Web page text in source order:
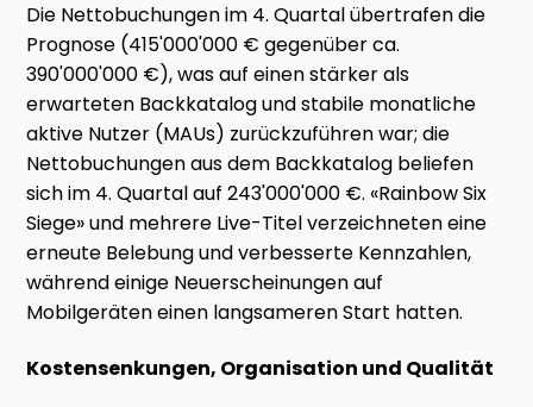
Die Nettobuchungen im 4. Quartal übertrafen die
Prognose (415'000'000 € gegenüber ca.
390'000'000 €), was auf einen stärker als
erwarteten Backkatalog und stabile monatliche
aktive Nutzer (MAUs) zurückzuführen war; die
Nettobuchungen aus dem Backkatalog beliefen
sich im 4. Quartal auf 243'000'000 €. «Rainbow Six
Siege» und mehrere Live-Titel verzeichneten eine
erneute Belebung und verbesserte Kennzahlen,
während einige Neuerscheinungen auf
Mobilgeräten einen langsameren Start hatten.
Kostensenkungen, Organisation und Qualität